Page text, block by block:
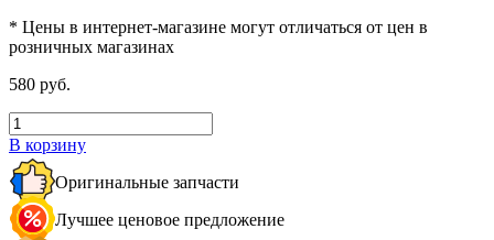
* Цены в интернет-магазине могут отличаться от цен в
розничных магазинах
580 руб.
В корзину
Оригинальные запчасти
Лучшее ценовое предложение